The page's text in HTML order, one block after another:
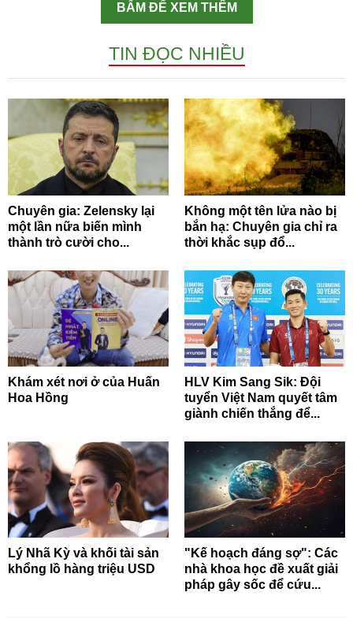
BẤM ĐỂ XEM THÊM
TIN ĐỌC NHIỀU
Chuyên gia: Zelensky lại
một lần nữa biến mình
thành trò cười cho...
Không một tên lửa nào bị
bắn hạ: Chuyên gia chỉ ra
thời khắc sụp đổ...
Khám xét nơi ở của Huấn
Hoa Hồng
HLV Kim Sang Sik: Đội
tuyển Việt Nam quyết tâm
giành chiến thắng để...
Lý Nhã Kỳ và khối tài sản
khổng lồ hàng triệu USD
"Kế hoạch đáng sợ": Các
nhà khoa học đề xuất giải
pháp gây sốc để cứu...